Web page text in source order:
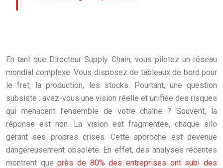
En tant que Directeur Supply Chain, vous pilotez un réseau
mondial complexe. Vous disposez de tableaux de bord pour
le fret, la production, les stocks. Pourtant, une question
subsiste : avez-vous une vision réelle et unifiée des risques
qui menacent l’ensemble de votre chaîne ? Souvent, la
réponse est non. La vision est fragmentée, chaque silo
gérant ses propres crises. Cette approche est devenue
dangereusement obsolète. En effet, des analyses récentes
montrent queprès de 80% des entreprises ont subi des